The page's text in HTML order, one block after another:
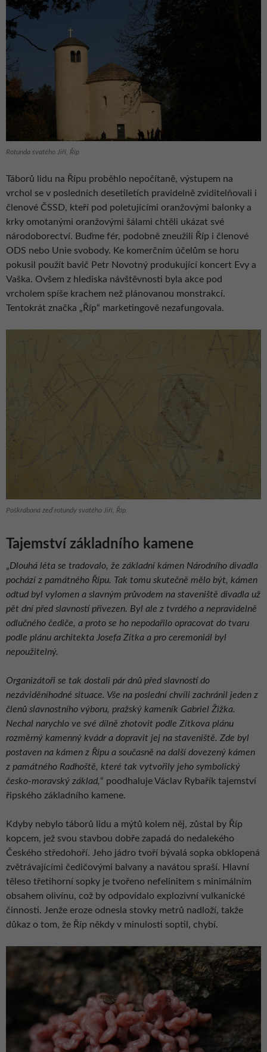
Rotunda svatého Jiří, Říp
Táborů lidu na Řípu proběhlo nepočítaně, výstupem na
vrchol se v posledních desetiletích pravidelně zviditelňovali i
členové ČSSD, kteří pod poletujícími oranžovými balonky a
krky omotanými oranžovými šálami chtěli ukázat své
národoborectví. Buďme fér, podobně zneužili Říp i členové
ODS nebo Unie svobody. Ke komerčním účelům se horu
pokusil použít bavič Petr Novotný produkující koncert Evy a
Vaška. Ovšem z hlediska návštěvnosti byla akce pod
vrcholem spíše krachem než plánovanou monstrakcí.
Tentokrát značka „Říp“ marketingově nezafungovala.
Poškrábaná zeď rotundy svatého Jiří, Říp.
Tajemství základního kamene
„Dlouhá léta se tradovalo, že základní kámen Národního divadla
pochází z památného Řípu. Tak tomu skutečně mělo být, kámen
odtud byl vylomen a slavným průvodem na staveniště divadla už
pět dní před slavností přivezen. Byl ale z tvrdého a nepravidelně
odlučného čediče, a proto se ho nepodařilo opracovat do tvaru
podle plánu architekta Josefa Zítka a pro ceremoniál byl
nepoužitelný.
Organizátoři se tak dostali pár dnů před slavností do
nezáviděníhodné situace. Vše na poslední chvíli zachránil jeden z
členů slavnostního výboru, pražský kameník Gabriel Žižka.
Nechal narychlo ve své dílně zhotovit podle Zítkova plánu
rozměrný kamenný kvádr a dopravit jej na staveniště. Zde byl
postaven na kámen z Řípu a současně na další dovezený kámen
z památného Radhoště, které tak vytvořily jeho symbolický
česko-moravský základ,“ poodhaluje Václav Rybařík tajemství
řipského základního kamene.
Kdyby nebylo táborů lidu a mýtů kolem něj, zůstal by Říp
kopcem, jež svou stavbou dobře zapadá do nedalekého
Českého středohoří. Jeho jádro tvoří bývalá sopka obklopená
zvětrávajícími čedičovými balvany a navátou spraší. Hlavní
těleso třetihorní sopky je tvořeno nefelinitem s minimálním
obsahem olivínu, což by odpovídalo explozivní vulkanické
činnosti. Jenže eroze odnesla stovky metrů nadloží, takže
důkaz o tom, že Říp někdy v minulosti soptil, chybí.